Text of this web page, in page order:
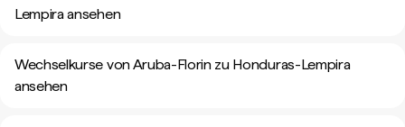
Lempira ansehen
Wechselkurse von Aruba-Florin zu Honduras-Lempira
ansehen